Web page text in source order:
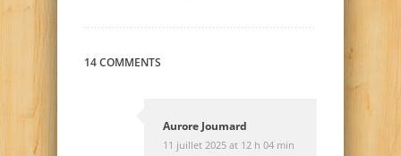
14 COMMENTS
Aurore Joumard
11 juillet 2025 at 12 h 04 min